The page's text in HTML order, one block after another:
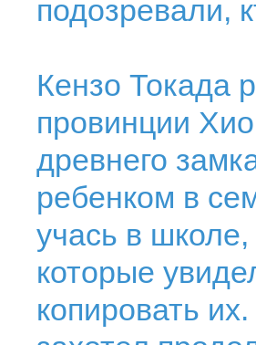
подозревали,
Кензо Токада
провинции
древнего
ребенком в
учась в
которые
копировать